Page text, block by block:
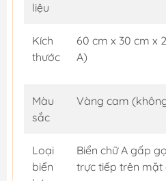
liệu
Kích
thước
60 cm x 30 cm x
A)
Màu
sắc
Vàng cam
Loại
biển
Biển chữ A gấp
trực tiếp trên